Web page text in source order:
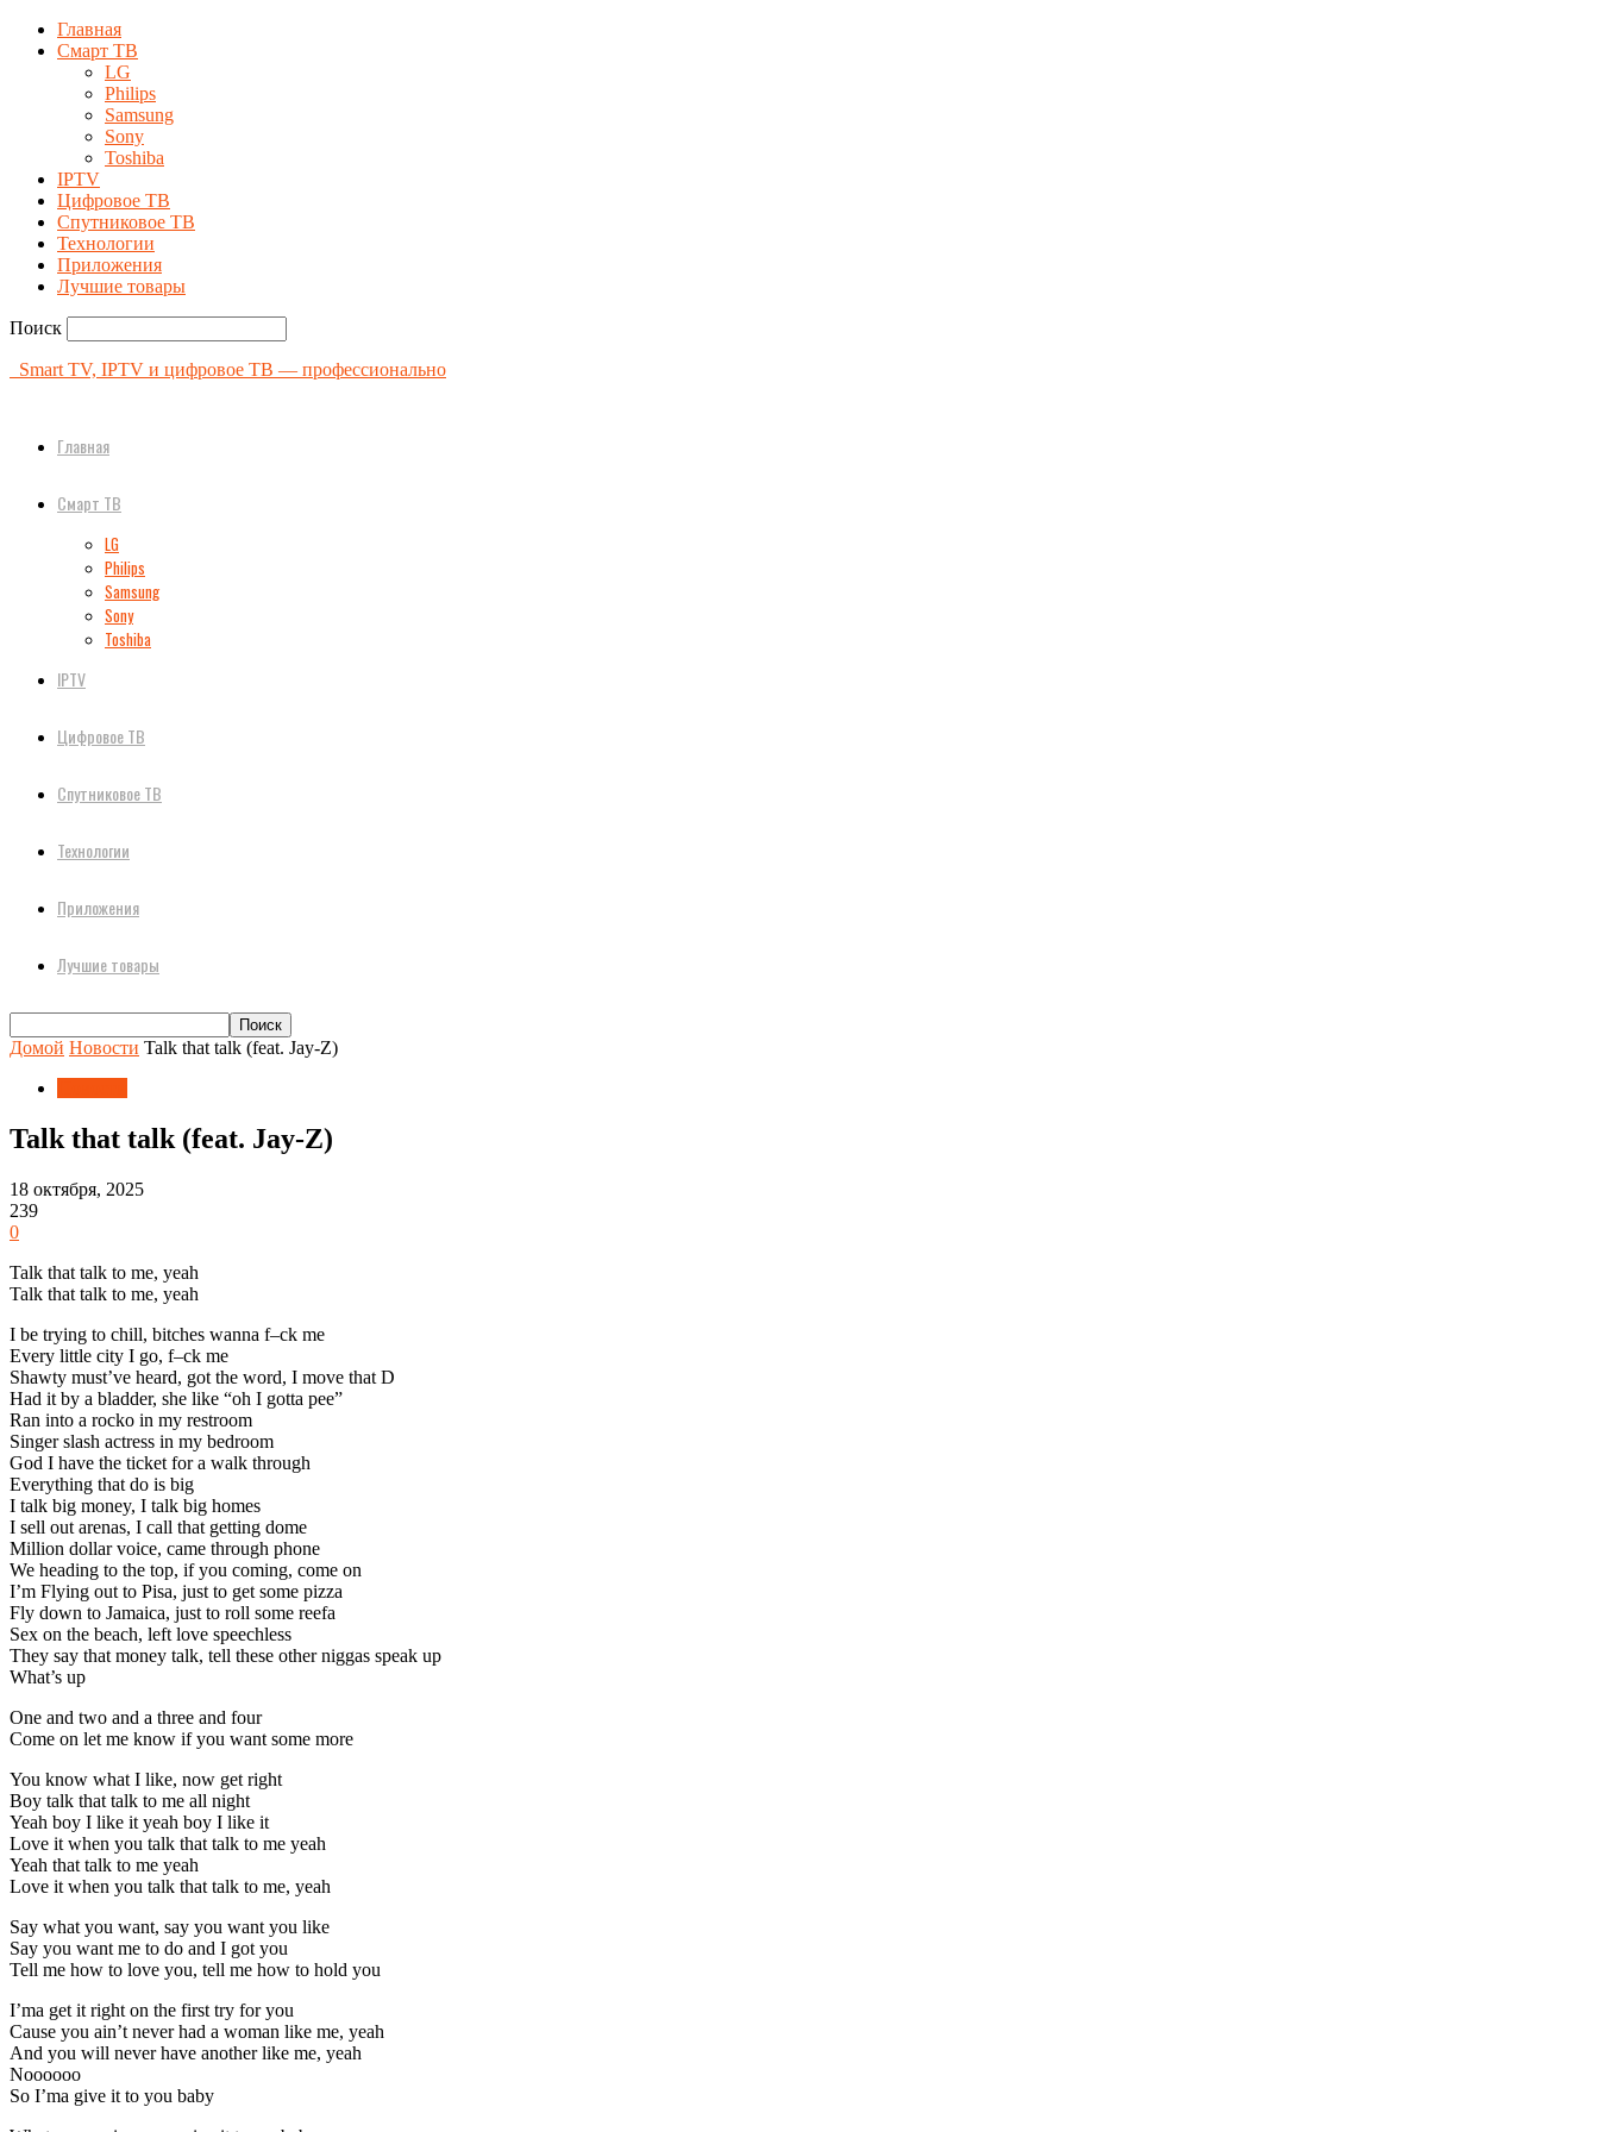
Главная
Смарт ТВ
LG
Philips
Samsung
Sony
Toshiba
IPTV
Цифровое ТВ
Спутниковое ТВ
Технологии
Приложения
Лучшие товары
Поиск
Smart TV, IPTV и цифровое ТВ — профессионально
Главная
Смарт ТВ
LG
Philips
Samsung
Sony
Toshiba
IPTV
Цифровое ТВ
Спутниковое ТВ
Технологии
Приложения
Лучшие товары
Домой Новости Talk that talk (feat. Jay-Z)
Talk that talk (feat. Jay-Z)
18 октября, 2025
239
0
Talk that talk to me, yeah
Talk that talk to me, yeah
I be trying to chill, bitches wanna f–ck me
Every little city I go, f–ck me
Shawty must’ve heard, got the word, I move that D
Had it by a bladder, she like “oh I gotta pee”
Ran into a rocko in my restroom
Singer slash actress in my bedroom
God I have the ticket for a walk through
Everything that do is big
I talk big money, I talk big homes
I sell out arenas, I call that getting dome
Million dollar voice, came through phone
We heading to the top, if you coming, come on
I’m Flying out to Pisa, just to get some pizza
Fly down to Jamaica, just to roll some reefa
Sex on the beach, left love speechless
They say that money talk, tell these other niggas speak up
What’s up
One and two and a three and four
Come on let me know if you want some more
You know what I like, now get right
Boy talk that talk to me all night
Yeah boy I like it yeah boy I like it
Love it when you talk that talk to me yeah
Yeah that talk to me yeah
Love it when you talk that talk to me, yeah
Say what you want, say you want you like
Say you want me to do and I got you
Tell me how to love you, tell me how to hold you
I’ma get it right on the first try for you
Cause you ain’t never had a woman like me, yeah
And you will never have another like me, yeah
Noooooo
So I’ma give it to you baby